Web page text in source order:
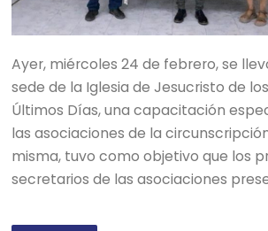
Ayer, miércoles 24 de febrero, se
sede de la Iglesia de Jesucristo de
Últimos Días, una capacitación
las asociaciones de la
misma, tuvo como objetivo que los
secretarios de las asociaciones